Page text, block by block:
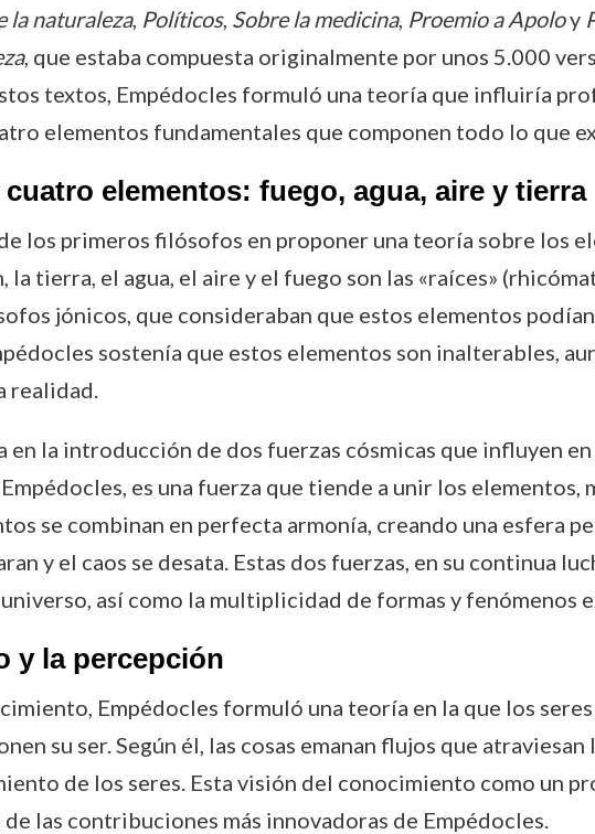
la naturaleza, Políticos, Sobre la medicina, Proemio a Apoloy
, que estaba compuesta originalmente por unos 5.000
textos, Empédocles formuló una teoría que influiría
elementos fundamentales que componen todo lo que
elementos: fuego, agua, aire y tierra
los primeros filósofos en proponer una teoría sobre los
la tierra, el agua, el aire y el fuego son las «raíces»
jónicos, que consideraban que estos elementos
sostenía que estos elementos son inalterables,
realidad.
en la introducción de dos fuerzas cósmicas que influyen
es una fuerza que tiende a unir los
se combinan en perfecta armonía, creando una esfera
y el caos se desata. Estas dos fuerzas, en su continua
así como la multiplicidad de formas y fenómenos
y la percepción
Empédocles formuló una teoría en la que los
su ser. Según él, las cosas emanan flujos que
de los seres. Esta visión del conocimiento como un
las contribuciones más innovadoras de Empédocles.